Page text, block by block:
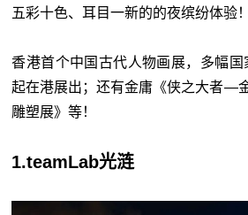
五彩十色、耳目一新的的夜缤纷体验！
香港首个中国古代人物画展，多幅国
起在港展出；还有金庸《侠之大者—
雕塑展》等！
1.teamLab光涟